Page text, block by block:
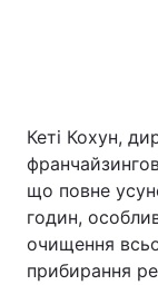
Кеті Кохун,
що повне
годин,
очищення
прибирання